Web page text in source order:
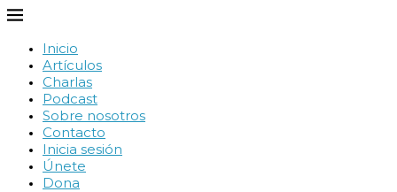
Inicio
Artículos
Charlas
Podcast
Sobre nosotros
Contacto
Inicia sesión
Únete
Dona